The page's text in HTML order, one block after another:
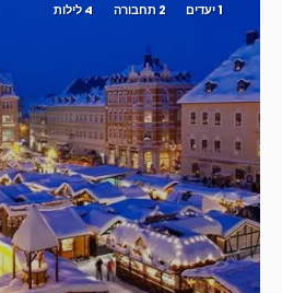
1 יעדים 2 תחבורה 4 לילות